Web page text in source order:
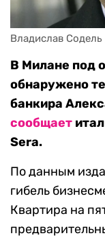
Владислав
В Милане под
обнаружено
банкира
сообщает
Sera.
По данным
гибель
Квартира на